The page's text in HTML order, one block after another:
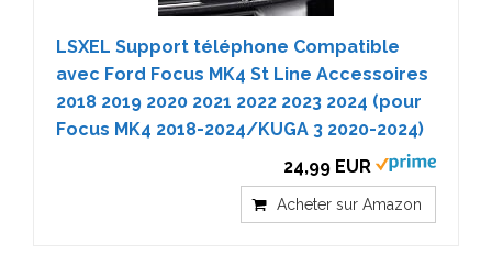
LSXEL Support téléphone Compatible
avec Ford Focus MK4 St Line Accessoires
2018 2019 2020 2021 2022 2023 2024 (pour
Focus MK4 2018-2024/KUGA 3 2020-2024)
24,99 EUR
Acheter sur Amazon